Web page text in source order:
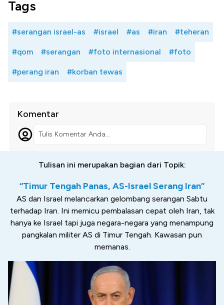
Tags
#serangan israel-as #israel #as #iran #teheran
#qom #serangan #foto internasional #foto
#perang iran #korban tewas
Komentar
Tulis Komentar Anda...
Tulisan ini merupakan bagian dari Topik:
“Timur Tengah Panas, AS-Israel Serang Iran”
AS dan Israel melancarkan gelombang serangan Sabtu
terhadap Iran. Ini memicu pembalasan cepat oleh Iran, tak
hanya ke Israel tapi juga negara-negara yang menampung
pangkalan militer AS di Timur Tengah. Kawasan pun
memanas.